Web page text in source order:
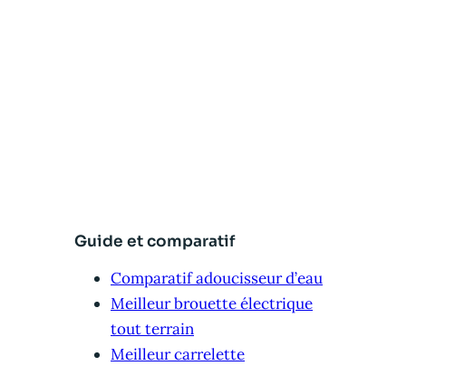
Guide et comparatif
Comparatif adoucisseur d’eau
Meilleur brouette électrique
tout terrain
Meilleur carrelette